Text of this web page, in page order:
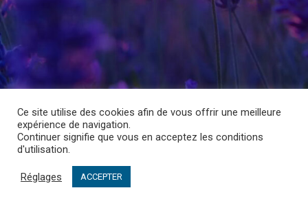
Ce site utilise des cookies afin de vous offrir une meilleure
expérience de navigation.
Continuer signifie que vous en acceptez les conditions
d'utilisation.
Réglages ACCEPTER